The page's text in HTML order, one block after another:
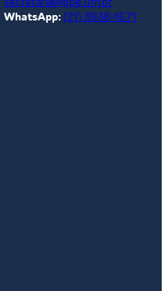
WhatsApp: (21) 3938-1571